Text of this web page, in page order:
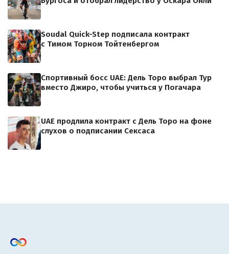
Soudal Quick-Step подписала контракт
с Тимом Торном Тойтенбергом
Спортивный босс UAE: Дель Торо выбрал Тур
вместо Джиро, чтобы учиться у Погачара
UAE продлила контракт с Дель Торо на фоне
слухов о подписании Сексаса